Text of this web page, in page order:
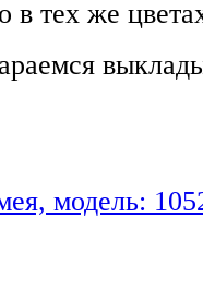
в тех же
модель: